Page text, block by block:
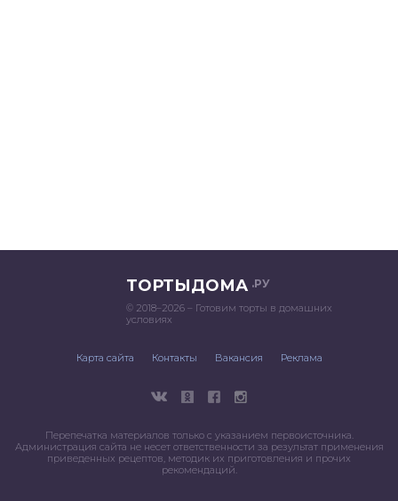
ТОРТЫДОМА .РУ
© 2018–2026 – Готовим торты в домашних
условиях
Карта сайта Контакты Вакансия Реклама
Перепечатка материалов только с указанием первоисточника.
Администрация сайта не несет ответственности за результат применения
приведенных рецептов, методик их приготовления и прочих
рекомендаций.